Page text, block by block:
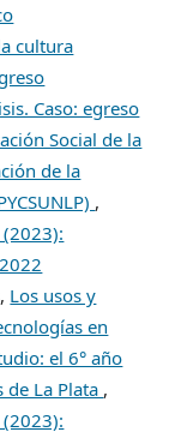
cultura
Caso: egreso
Social de la
de la
,
Los usos y
en
el 6° año
de La Plata ,